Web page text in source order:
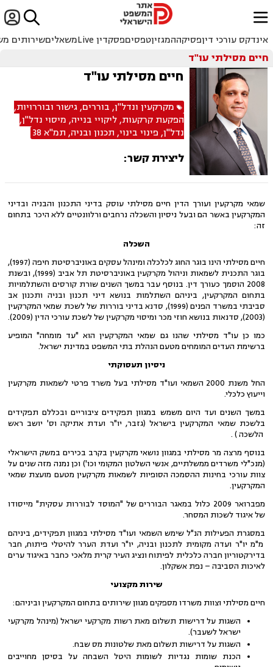

ﱐ
אינדקס עורכי דיןפסיקההמגזיןטפסיםפסקדין Live משאליםשירותים
חיים מסילתי עו"ד
חיים מסילתי עו"ד
מקרקעין ונדל"ן, בוררים,גישור ובוררויות,
הפקעת קרקעות,ליקויי בנייה, מיסוי נדל"ן,
נדל"ן, פינוי בינוי, תכנון ובניה, תמ"א 38
ליצירת קשר:
שמאי מקרקעין ועורך הדין חיים מסילתי עוסק בדיני התכנון והבניה ובדיני
המקרקעין באשר הם ובעל ניסיון והשכלה נרחבים ורלוונטיים ללא היכר בתחום
זה:
השכלה
חיים מסילתי הינו בוגר החוג לכלכלה ומינהל עסקים באוניברסיטת חיפה (1997),
בוגר התכנית לשמאות וניהול מקרקעין באוניברסיטת תל אביב (1999), ובשנת
2008 הוסמך כעורך דין. בנוסף עבר במשך השנים שורת קורסים והשתלמויות
בתחום המקרקעין, ביניהם השתלמות בנושא דיני תכנון ובניה ותכנון אב
סביבתי במשרד הפנים (1999), סדנא בדיני בוררות של לשכת שמאי המקרקעין
(2003), סדנאות בנושא חוזי מכר ומיסוי מקרקעין של לשכת עורכי הדין (2009).
כמו כן עו"ד מסילתי שהנו גם שמאי המקרקעין הוא "עד מומחה" המופיע
ברשימת העדים המומחים מטעם הנהלת בתי המשפט במדינת ישראל.
ניסיון תעסוקתי
החל משנת 2000 השמאי ועו"ד מסילתי בעל משרד פרטי לשמאות מקרקעין
וייעוץ כלכלי.
במשך השנים ועד היום משמש במגוון תפקידים ציבוריים ובכללם תפקידים
בלשכת שמאי המקרקעין בישראל (גזבר, יו"ר ועדת אתיקה וס' יושב ראש
הלשכה ) .
בנוסף מרצה מר מסילתי במגוון נושאי מקרקעין בקרב בכירים במשק הישראלי
(מנכ"לי משרדים ממשלתיים, אנשי השלטון המקומי וכו') וכן נמנה מזה שנים על
צוות עורכי בחינות ההסמכה הסופיות לשמאות מקרקעין מטעם מועצת שמאי
המקרקעין.
מפברואר 2009 כלול במאגר הבוררים של "המוסד לבוררות עסקית" מייסודו
של איגוד לשכות המסחר.
במסגרת הפעילות הנ"ל שימש השמאי ועו"ד מסילתי במגוון תפקידים, ביניהם
מ"מ יו"ר ועדה מקומית לתכנון ובניה, יו"ר ועדת הערר להיטלי פיתוח, חבר
בדירקטוריון חברה כלכלית לפיתוח ונציג העיר קרית מלאכי כחבר באיגוד ערים
לאיכות הסביבה – נפת אשקלון.
שירות מקצועי
חיים מסילתי וצוות משרדו מספקים מגוון שירותים בתחום המקרקעין וביניהם:
השגות על דרישות תשלום מאת רשות מקרקעי ישראל (מינהל מקרקעי
ישראל לשעבר).
השגות על דרישות תשלום מאת שלטונות מס שבח.
הכנת שומות נגדיות לשומות היטל השבחה על בסיסן מחוייבים